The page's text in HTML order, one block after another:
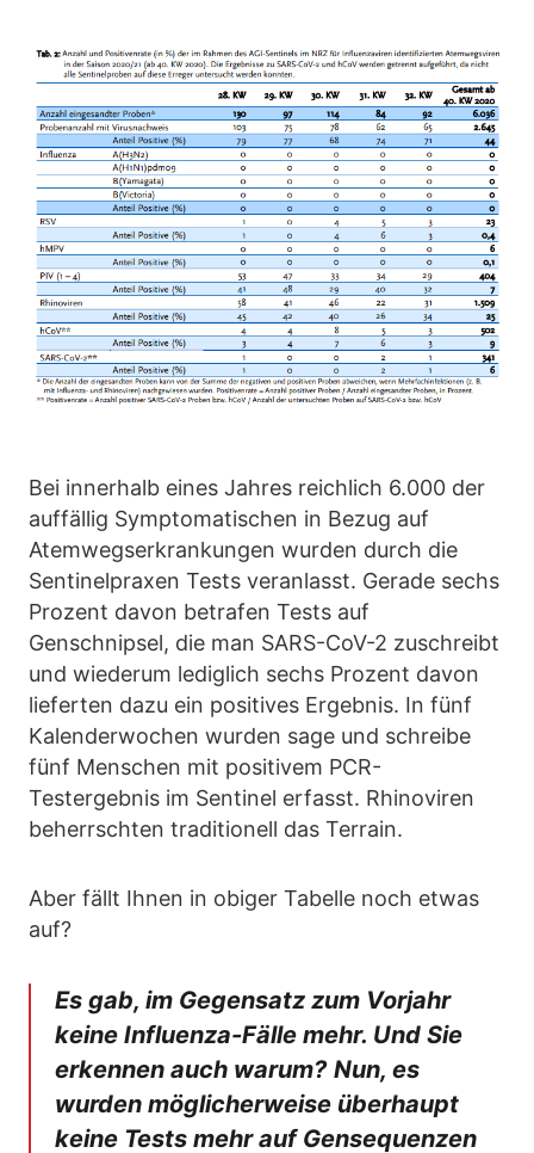
Bei innerhalb eines Jahres reichlich 6.000 der
auffällig Symptomatischen in Bezug auf
Atemwegserkrankungen wurden durch die
Sentinelpraxen Tests veranlasst. Gerade sechs
Prozent davon betrafen Tests auf
Genschnipsel, die man SARS-CoV-2 zuschreibt
und wiederum lediglich sechs Prozent davon
lieferten dazu ein positives Ergebnis. In fünf
Kalenderwochen wurden sage und schreibe
fünf Menschen mit positivem PCR-
Testergebnis im Sentinel erfasst. Rhinoviren
beherrschten traditionell das Terrain.
Aber fällt Ihnen in obiger Tabelle noch etwas
auf?
Es gab, im Gegensatz zum Vorjahr
keine Influenza-Fälle mehr. Und Sie
erkennen auch warum? Nun, es
wurden möglicherweise überhaupt
keine Tests mehr auf Gensequenzen